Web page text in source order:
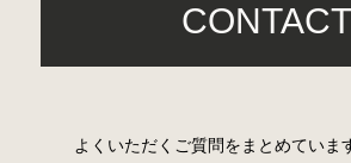
CONTACT
よくいただくご質問をまとめていま